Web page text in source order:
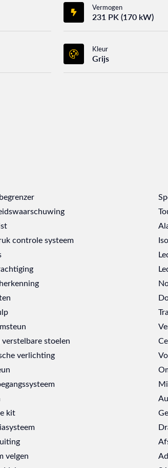
Vermogen
231 PK (170 kW)
Kleur
Grijs
controle systeem
stoelen
verlichting
kit
velgen